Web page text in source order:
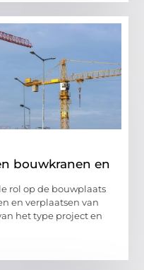
bouwkranen en
rol op de bouwplaats
en verplaatsen van
het type project en